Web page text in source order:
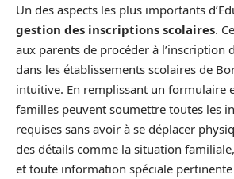
Un des aspects les plus importants
gestion des inscriptions scolaires.
aux parents de procéder à l’inscription
dans les établissements scolaires de
intuitive. En remplissant un formulaire
familles peuvent soumettre toutes les
requises sans avoir à se déplacer
des détails comme la situation
et toute information spéciale